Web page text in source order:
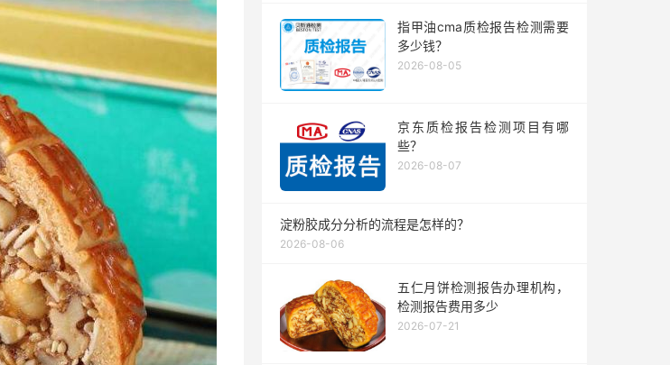
指甲油cma质检报告检测需要
多少钱？
2026-08-05
京东质检报告检测项目有哪
些？
2026-08-07
淀粉胶成分分析的流程是怎样的？
2026-08-06
五仁月饼检测报告办理机构，
检测报告费用多少
2026-07-21